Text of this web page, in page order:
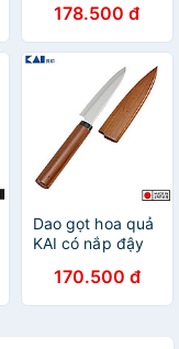
địa Nhật Bản
|#Made in
Japan|
178.500 đ
Dao gọt hoa quả
KAI có nắp đậy
Nhật Bản
170.500 đ